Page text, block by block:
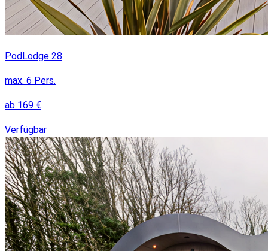
PodLodge 28
max. 6 Pers.
ab 169 €
Verfügbar